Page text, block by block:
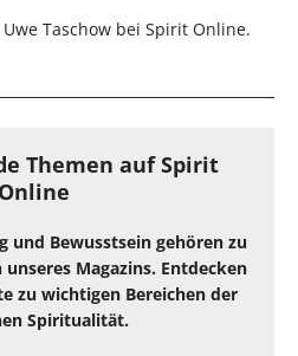
Taschow bei Spirit Online.
Themen auf Spirit
Online
und Bewusstsein gehören zu
Magazins. Entdecken
zu wichtigen Bereichen der
Spiritualität.